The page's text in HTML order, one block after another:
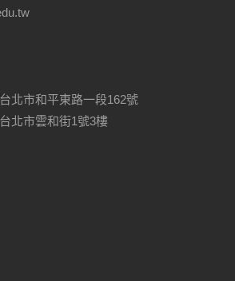
北市和平東路一段162號
北市雲和街1號3樓